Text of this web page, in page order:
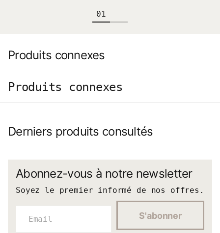
Produits connexes
Produits connexes
Derniers produits consultés
Abonnez-vous à notre newsletter
Soyez le premier informé de nos offres.
S'abonner